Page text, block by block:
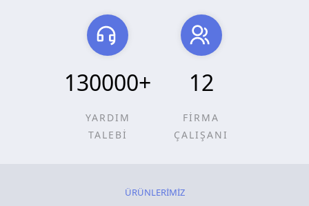
130000+
YARDIM
TALEBİ
12
FİRMA
ÇALIŞANI
ÜRÜNLERİMİZ